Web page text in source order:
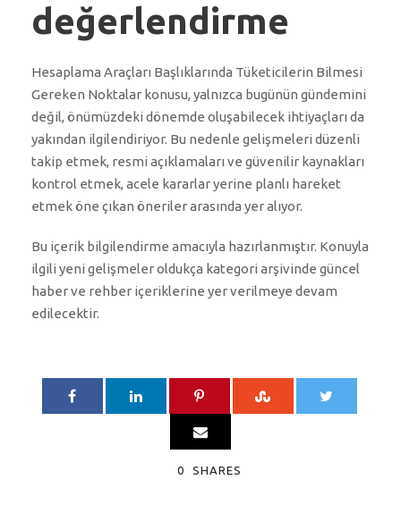
değerlendirme
Hesaplama Araçları Başlıklarında Tüketicilerin Bilmesi
Gereken Noktalar konusu, yalnızca bugünün gündemini
değil, önümüzdeki dönemde oluşabilecek ihtiyaçları da
yakından ilgilendiriyor. Bu nedenle gelişmeleri düzenli
takip etmek, resmi açıklamaları ve güvenilir kaynakları
kontrol etmek, acele kararlar yerine planlı hareket
etmek öne çıkan öneriler arasında yer alıyor.
Bu içerik bilgilendirme amacıyla hazırlanmıştır. Konuyla
ilgili yeni gelişmeler oldukça kategori arşivinde güncel
haber ve rehber içeriklerine yer verilmeye devam
edilecektir.
0 SHARES